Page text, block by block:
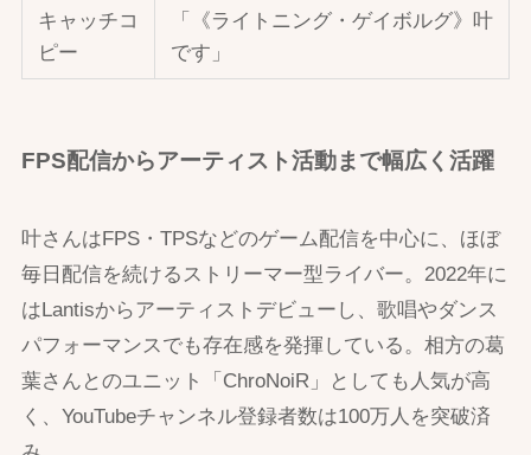
キャッチコ
ピー
「《ライトニング・ゲイボルグ》叶
です」
FPS配信からアーティスト活動まで幅広く活躍
叶さんはFPS・TPSなどのゲーム配信を中心に、ほぼ
毎日配信を続けるストリーマー型ライバー。2022年に
はLantisからアーティストデビューし、歌唱やダンス
パフォーマンスでも存在感を発揮している。相方の葛
葉さんとのユニット「ChroNoiR」としても人気が高
く、YouTubeチャンネル登録者数は100万人を突破済